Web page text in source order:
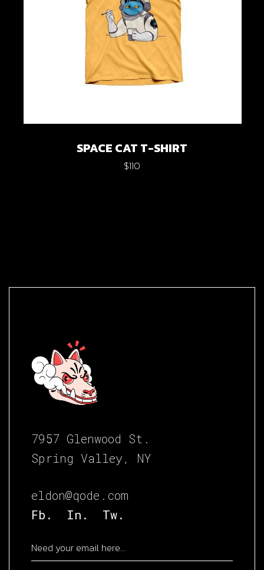
SPACE CAT T-SHIRT
$110
7957 Glenwood St.
Spring Valley, NY
eldon@qode.com
Fb.
In. Tw.